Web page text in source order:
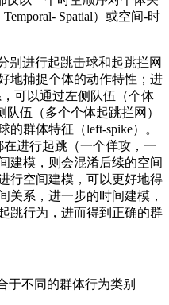
Spatial）或空间-时
别进行起跳击球和起跳拦网
地捕捉个体的动作特性；进
可以通过左侧队伍（个体
伍（多个个体起跳拦网）
群体特征（left-spike）。
进行起跳（一个佯攻，一
建模，则会混淆后续的空间
行空间建模，可以更好地得
关系，进一步的时间建模，
跳行为，进而得到正确的群
于不同的群体行为类别